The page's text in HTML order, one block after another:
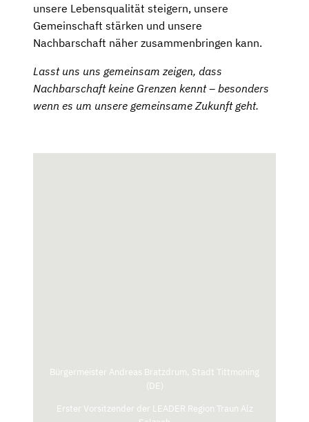
unsere Lebensqualität steigern, unsere
Gemeinschaft stärken und unsere
Nachbarschaft näher zusammenbringen kann.
Lasst uns uns gemeinsam zeigen, dass
Nachbarschaft keine Grenzen kennt – besonders
wenn es um unsere gemeinsame Zukunft geht.
Bürgermeister Andreas Bratzdrum, Stadt Tittmoning
(DE)
Erster Vorsitzender der LEADER Region Traun Alz